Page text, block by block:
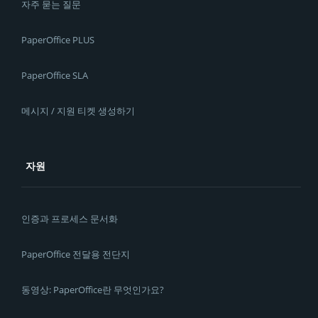
자주 묻는 질문
PaperOffice PLUS
PaperOffice SLA
메시지 / 지원 티켓 생성하기
자원
인증과 프로세스 문서화
PaperOffice 전달용 전단지
동영상: PaperOffice란 무엇인가요?